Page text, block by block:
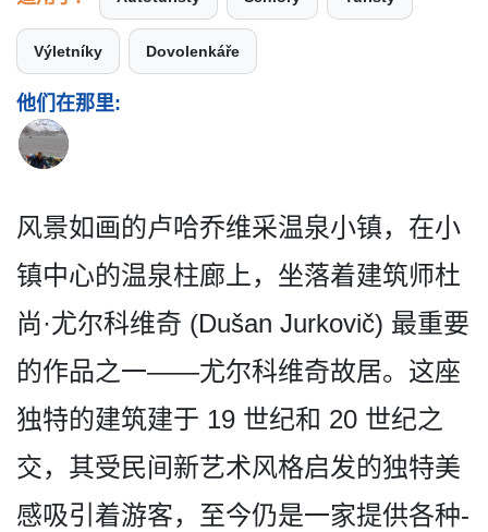
Výletníky Dovolenkáře
他们在那里:
风景如画的卢哈乔维采温泉小­镇，在小
镇中心的温泉柱廊上，坐落着建筑师杜
尚·尤­尔科维奇 (Dušan Jurkovič) 最重要
的作品之一——尤尔科维奇故居。这座
独特的建筑建于 19 世纪和 20 世纪之
交，其受民间新艺术风­格启发的独特美
感吸引着游客，至今仍是一家提供各种­